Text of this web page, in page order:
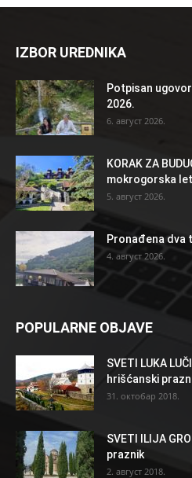
IZBOR UREDNIKA
Potpisan
2026.
6. август 2026.
KORAK ZA
mokrogorska
5. август 2026.
Pronađena dva
4. август 2026.
POPULARNE OBJAVE
SVETI LUKA
hrišćanski
31. октобар 2018.
SVETI ILIJA
praznik
2. август 2018.